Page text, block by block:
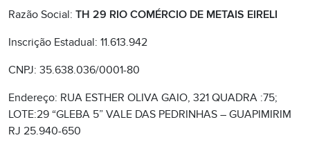
Razão Social: TH 29 RIO COMÉRCIO DE METAIS EIRELI
Inscrição Estadual: 11.613.942
CNPJ: 35.638.036/0001-80
Endereço: RUA ESTHER OLIVA GAIO, 321 QUADRA :75;
LOTE:29 “GLEBA 5” VALE DAS PEDRINHAS – GUAPIMIRIM
RJ 25.940-650